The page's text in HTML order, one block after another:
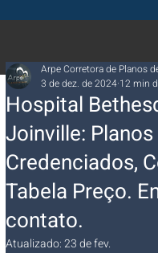
Hospital
Joinville:
Credenciados,
Tabela Preço.
contato.
Arpe Corretora de Planos
3 de dez. de 2024 12 min
Atualizado:23 de fev.